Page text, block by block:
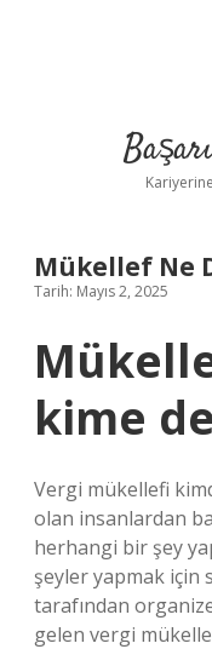
Mükellef Ne
Tarih: Mayıs 2, 2025
kime
Vergi mükellefi
olan insanlardan
herhangi bir şey
şeyler yapmak için
tarafından
gelen vergi